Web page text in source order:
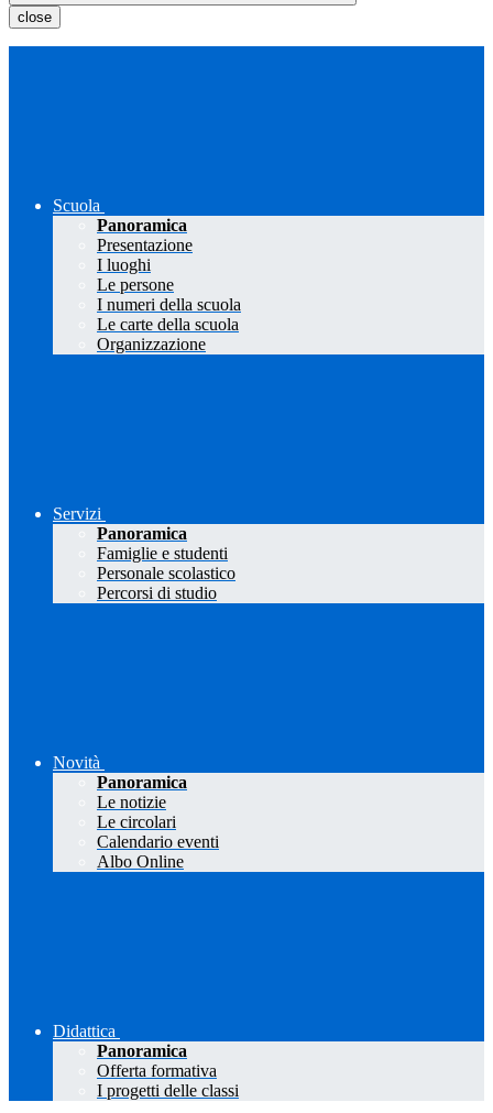
close
Scuola
Panoramica
Presentazione
I luoghi
Le persone
I numeri della scuola
Le carte della scuola
Organizzazione
Servizi
Panoramica
Famiglie e studenti
Personale scolastico
Percorsi di studio
Novità
Panoramica
Le notizie
Le circolari
Calendario eventi
Albo Online
Didattica
Panoramica
Offerta formativa
I progetti delle classi